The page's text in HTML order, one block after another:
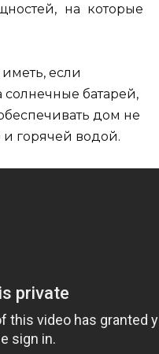
на которые
если
батарей,
дом не
и горячей водой.